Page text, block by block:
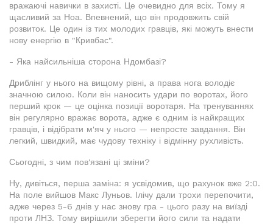
вражаючі навички в захисті. Це очевидно для всіх. Тому я
щасливий за Ноа. Впевнений, що він продовжить свій
розвиток. Це один із тих молодих гравців, які можуть внести
нову енергію в "Кривбас".
- Яка найсильніша сторона Ндомбазі?
Дриблінг у нього на вищому рівні, а права нога володіє
значною силою. Коли він наносить удари по воротах, його
перший крок — це оцінка позиції воротаря. На тренуваннях
він регулярно вражає ворота, адже є одним із найкращих
гравців, і відібрати м'яч у нього — непросте завдання. Він
легкий, швидкий, має чудову техніку і відмінну рухливість.
Сьогодні, з чим пов'язані ці зміни?
Ну, дивіться, перша заміна: я усвідомив, що рахунок вже 2:0.
На поле вийшов Макс Луньов. Ілічу дали трохи перепочити,
адже через 5-6 днів у нас знову гра - цього разу на виїзді
проти ЛНЗ. Тому вирішили зберегти його сили та надати